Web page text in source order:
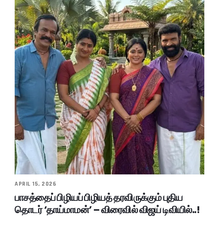
APRIL 15, 2026
பாசத்தைப் பிழியப் பிழியத் தரவிருக்கும் புதிய
தொடர் ‘தாய்மாமன்’ – விரைவில் விஜய் டிவியில்..!